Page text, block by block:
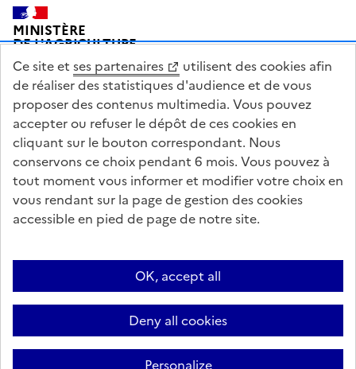
Pied de page
MINISTÈRE
DE L'AGRICULTURE
DE L'AGRO-ALIMENTAIRE
ET DE LA SOUVERAINETÉ
ALIMENTAIRE
legifrance.gouv.fr
info.gouv.fr
service-public.gouv.fr
data.gouv.fr
Questions fréquentes / Contacts
Informations publiques
Mentions légales
Archives presse English contents
Cookies
Paramètres d'affichage
Sauf mention contraire, tous les textes de ce site sont sous licence
Ce site et ses partenaires
utilisent des cookies afin
de réaliser des statistiques d'audience et de vous
proposer des contenus multimedia. Vous pouvez
accepter ou refuser le dépôt de ces cookies en
cliquant sur le bouton correspondant. Nous
conservons ce choix pendant 6 mois. Vous pouvez à
tout moment vous informer et modifier votre choix en
vous rendant sur la page de gestion des cookies
accessible en pied de page de notre site.
OK, accept all
Deny all cookies
Personalize